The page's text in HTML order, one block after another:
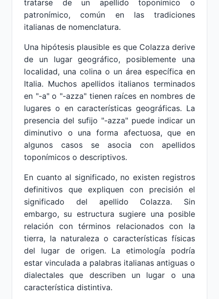
tratarse de un apellido toponímico o
patronímico, común en las tradiciones
italianas de nomenclatura.
Una hipótesis plausible es que Colazza derive
de un lugar geográfico, posiblemente una
localidad, una colina o un área específica en
Italia. Muchos apellidos italianos terminados
en "-a" o "-azza" tienen raíces en nombres de
lugares o en características geográficas. La
presencia del sufijo "-azza" puede indicar un
diminutivo o una forma afectuosa, que en
algunos casos se asocia con apellidos
toponímicos o descriptivos.
En cuanto al significado, no existen registros
definitivos que expliquen con precisión el
significado del apellido Colazza. Sin
embargo, su estructura sugiere una posible
relación con términos relacionados con la
tierra, la naturaleza o características físicas
del lugar de origen. La etimología podría
estar vinculada a palabras italianas antiguas o
dialectales que describen un lugar o una
característica distintiva.